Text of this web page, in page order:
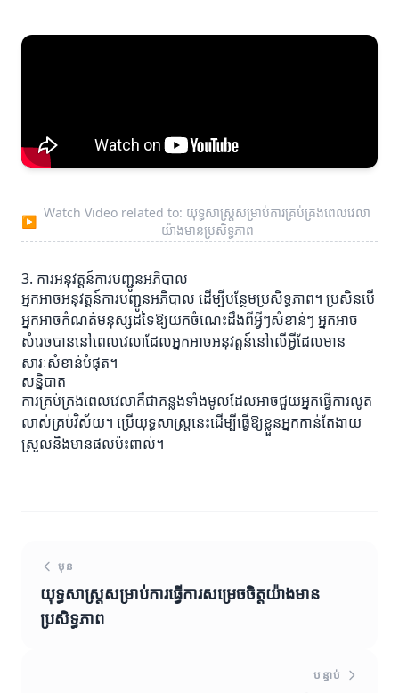
▶
Watch Video related to: យុទ្ធសាស្ត្រសម្រាប់ការគ្រប់គ្រងពេលវេលា
យ៉ាងមានប្រសិទ្ធភាព
3. ការអនុវត្តន៍ការបញ្ជូនអភិបាល
អ្នកអាចអនុវត្តន៍ការបញ្ជូនអភិបាល ដើម្បីបន្ថែមប្រសិទ្ធភាព។ ប្រសិនបើ
អ្នកអាចកំណត់មនុស្សដទៃឱ្យយកចំណេះដឹងពីអ្វីៗសំខាន់ៗ អ្នកអាច
សំរេចបាននៅពេលវេលាដែលអ្នកអាចអនុវត្តន៍នៅលើអ្វីដែលមាន
សារៈសំខាន់បំផុត។
សន្និបាត
ការគ្រប់គ្រងពេលវេលាគឺជាគន្លងទាំងមូលដែលអាចជួយអ្នកធ្វើការលូត
លាស់គ្រប់វិស័យ។ ប្រើយុទ្ធសាស្ត្រនេះដើម្បីធ្វើឱ្យខ្លួនអ្នកកាន់តែងាយ
ស្រួលនិងមានផលប៉ះពាល់។
មុន
យុទ្ធសាស្ត្រសម្រាប់ការធ្វើការសម្រេចចិត្តយ៉ាងមាន
ប្រសិទ្ធភាព
បន្ទាប់